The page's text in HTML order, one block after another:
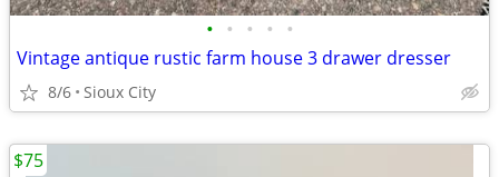
• • • • •
Vintage antique rustic farm house 3 drawer dresser
8/6 Sioux City
$75